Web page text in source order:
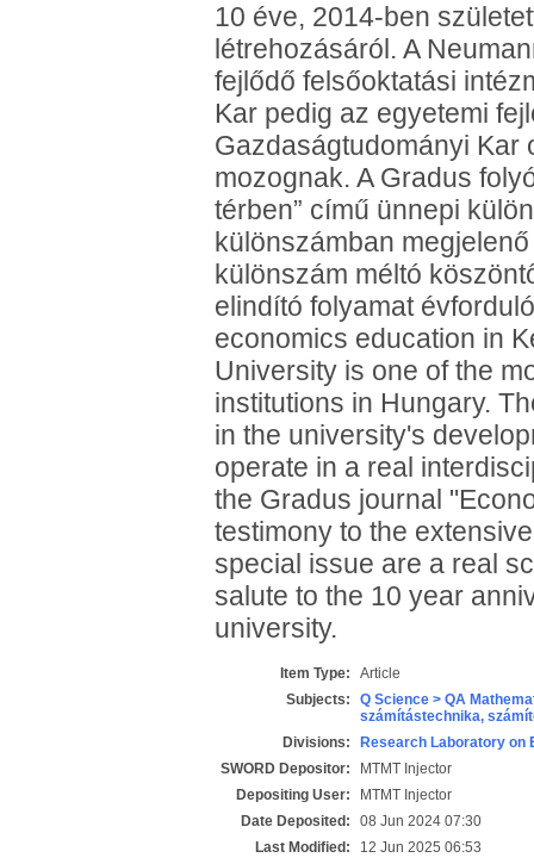
10 éve, 2014-ben
létrehozásáról. A
fejlődő felsőoktatási
Kar pedig az egyetemi
Gazdaságtudományi Kar
mozognak. A Gradus
térben” című ünnepi
különszámban
különszám méltó
elindító folyamat
economics education in
University is one of the
institutions in Hungary.
in the university's
operate in a real
the Gradus journal
testimony to the
special issue are a real
salute to the 10 year
university.
Item Type:
Article
Subjects:
Q Science > QA
számítástechnika,
Divisions:
Research Laboratory on
SWORD Depositor:
MTMT Injector
Depositing User:
MTMT Injector
Date Deposited:
08 Jun 2024 07:30
Last Modified:
12 Jun 2025 06:53